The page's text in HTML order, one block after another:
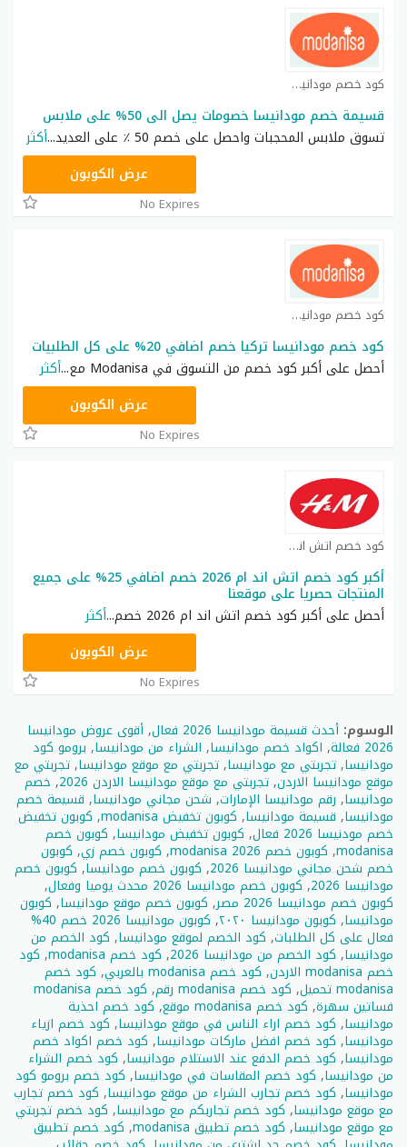
كود خصم مودانيسا كوبون
قسيمة خصم مودانيسا خصومات يصل الى 50% على ملابس
تسوق ملابس المحجبات واحصل على خصم 50 ٪ على العديد
...أكثر
عرض الكوبون
No Expires
كود خصم مودانيسا كوبون
كود خصم مودانيسا تركيا خصم اضافي 20% على كل الطلبيات
أحصل على أكبر كود خصم من التسوق في Modanisa مع
...أكثر
عرض الكوبون
No Expires
كود خصم اتش اند ام كوبون
أكبر كود خصم اتش اند ام 2026 خصم اضافي 25% على جميع
المنتجات حصريا على موقعنا
أحصل على أكبر كود خصم اتش اند ام 2026 خصم
...أكثر
AKXWعرض الكوبون
No Expires
الوسوم: أحدث قسيمة مودانيسا 2026 فعال , أقوى عروض مودانيسا
2026 فعالة , اكواد خصم مودانيسا, الشراء من مودانيسا, برومو كود
مودانيسا, تجربتي مع مودانيسا, تجربتي مع موقع مودانيسا, تجربتي مع
موقع مودانيسا الاردن, تجربتي مع موقع مودانيسا الاردن 2026 , خصم
مودانيسا, رقم مودانيسا الإمارات, شحن مجاني مودانيسا, قسيمة خصم
مودانيسا, قسيمة مودانيسا, كوبون تخفيض modanisa , كوبون تخفيض
خصم مودنيسا 2026 فعال , كوبون تخفيض مودانيسا, كوبون خصم
modanisa
, كوبون خصم modanisa 2026 , كوبون خصم زي, كوبون
خصم شحن مجاني مودانيسا 2026 , كوبون خصم مودانيسا, كوبون خصم
مودانيسا 2026 , كوبون خصم مودانيسا 2026 محدث يوميا وفعال ,
كوبون خصم مودانيسا 2026 مصر , كوبون خصم موقع مودانيسا, كوبون
مودانيسا, كوبون مودانيسا ٢٠٢٠ , كوبون مودانيسا 2026 خصم 40%
فعال على كل الطلبات, كود الخصم لموقع مودانيسا, كود الخصم من
مودانيسا, كود الخصم من مودانيسا 2026 , كود خصم modanisa , كود
خصم modanisa الاردن , كود خصم modanisa بالعربي , كود خصم
modanisa تحميل , كود خصم modanisa رقم , كود خصم modanisa
فساتين سهرة, كود خصم modanisa موقع , كود خصم احذية
مودانيسا, كود خصم اراء الناس في موقع مودانيسا, كود خصم ازياء
مودانيسا, كود خصم افضل ماركات مودانيسا, كود خصم اكواد خصم
مودانيسا, كود خصم الدفع عند الاستلام مودانيسا, كود خصم الشراء
من مودانيسا, كود خصم المقاسات في مودانيسا, كود خصم برومو كود
مودانيسا, كود خصم تجارب الشراء من موقع مودانيسا, كود خصم تجارب
مع موقع مودانيسا, كود خصم تجاربكم مع مودانيسا, كود خصم تجربتي
مع موقع مودانيسا, كود خصم تطبيق modanisa , كود خصم تطبيق